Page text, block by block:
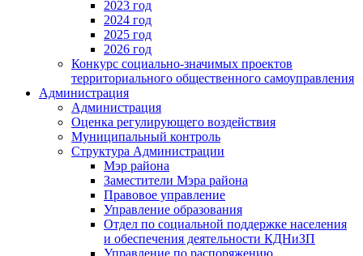
2023 год
2024 год
2025 год
2026 год
Конкурс социально-значимых проектов
территориального общественного самоуправления
Администрация
Администрация
Оценка регулирующего воздействия
Муниципальный контроль
Структура Администрации
Мэр района
Заместители Мэра района
Правовое управление
Управление образования
Отдел по социальной поддержке населения
и обеспечения деятельности КДНиЗП
Управление по распоряжению